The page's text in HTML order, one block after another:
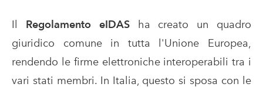
Il Regolamento eIDAS
ha creato un quadro
giuridico comune in tutta l'Unione Europea,
rendendo le firme elettroniche interoperabili tra i
vari stati membri. In Italia, questo si sposa con le